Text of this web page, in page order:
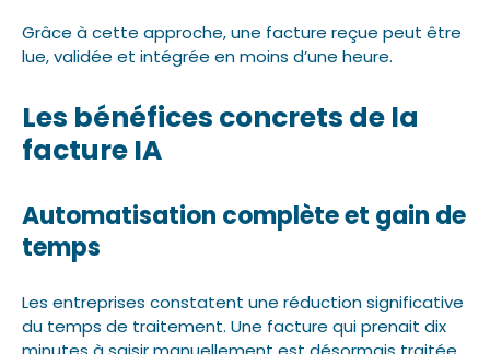
Grâce à cette approche, une facture reçue peut être
lue, validée et intégrée en moins d’une heure.
Les bénéfices concrets de la
facture IA
Automatisation complète et gain de
temps
Les entreprises constatent une réduction significative
du temps de traitement. Une facture qui prenait dix